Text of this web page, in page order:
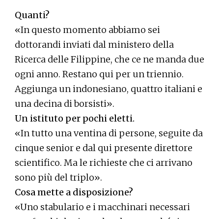
Quanti?
«In questo momento abbiamo sei
dottorandi inviati dal ministero della
Ricerca delle Filippine, che ce ne manda due
ogni anno. Restano qui per un triennio.
Aggiunga un indonesiano, quattro italiani e
una decina di borsisti».
Un istituto per pochi eletti.
«In tutto una ventina di persone, seguite da
cinque senior e dal qui presente direttore
scientifico. Ma le richieste che ci arrivano
sono più del triplo».
Cosa mette a disposizione?
«Uno stabulario e i macchinari necessari